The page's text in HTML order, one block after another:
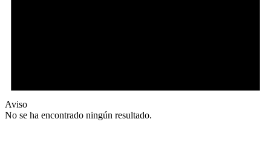
Aviso
No se ha encontrado ningún resultado.